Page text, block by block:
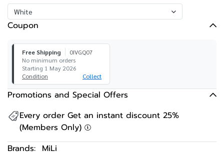
White
Coupon
Free Shipping
0IVGQ07
No minimum orders
Starting 1 May 2026
Condition
Collect
Promotions and Special Offers
Every order Get an instant discount 25%
(Members Only)
Brands: MiLi